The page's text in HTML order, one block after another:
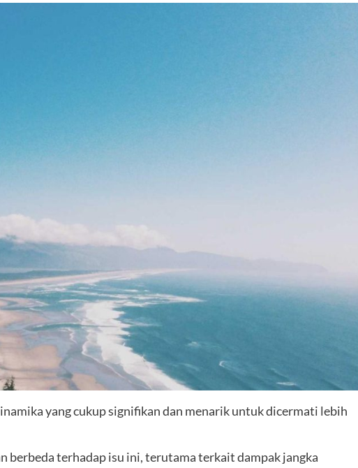
yang cukup signifikan dan menarik untuk dicermati lebih
berbeda terhadap isu ini, terutama terkait dampak jangka